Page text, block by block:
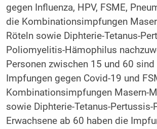
gegen Influenza, HPV, FSME,
die Kombinationsimpfungen
Röteln sowie Diphterie-Tetanus-
Poliomyelitis-Hämophilus
Personen zwischen 15 und 60
Impfungen gegen Covid-19 und
Kombinationsimpfungen Masern-
sowie Diphterie-Tetanus-Pertussis-
Erwachsene ab 60 haben die